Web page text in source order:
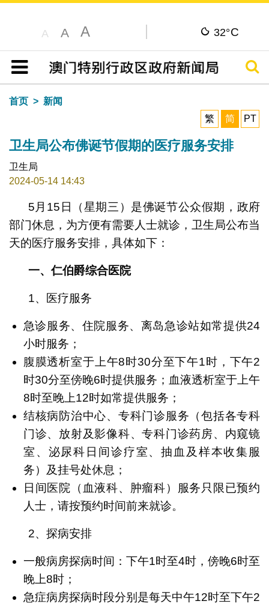
A A A 32°C
目录
搜寻
首页
新闻
繁
简 PT
卫生局公布佛诞节假期的医疗服务安排
卫生局
2024-05-14 14:43
5月15日（星期三）是佛诞节公众假期，政府
部门休息，为方便有需要人士就诊，卫生局公布当
天的医疗服务安排，具体如下：
一、仁伯爵综合医院
1、医疗服务
急诊服务、住院服务、离岛急诊站如常提供24
小时服务；
腹膜透析室于上午8时30分至下午1时，下午2
时30分至傍晚6时提供服务；血液透析室于上午
8时至晚上12时如常提供服务；
结核病防治中心、专科门诊服务（包括各专科
门诊、放射及影像科、专科门诊药房、内窥镜
室、泌尿科日间诊疗室、抽血及样本收集服
务）及挂号处休息；
日间医院（血液科、肿瘤科）服务只限已预约
人士，请按预约时间前来就诊。
2、探病安排
一般病房探病时间：下午1时至4时，傍晚6时至
晚上8时；
急症病房探病时段分别是每天中午12时至下午2